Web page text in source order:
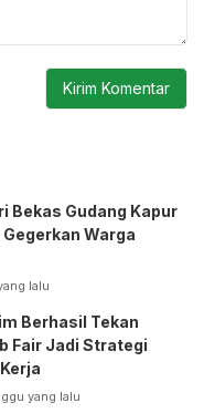
Bekas Gudang Kapur
Warga
lalu
Berhasil Tekan
Fair Jadi Strategi
yang lalu